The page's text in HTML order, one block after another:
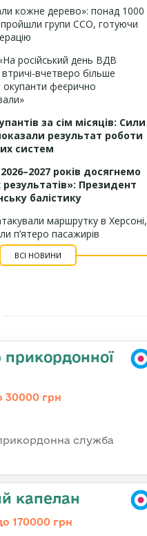
кожне дерево»: понад 1000
пройшли групи ССО, готуючи
російський день ВДВ
вчетверо більше
окупанти феєрично
за сім місяців: Сили
результат роботи
систем
років досягнемо
результатів»: Президент
балістику
маршрутку в Херсоні,
п’ятеро пасажирів
ВСІ НОВИНИ
прикордонної
30000 грн
служба
капелан
170000 грн